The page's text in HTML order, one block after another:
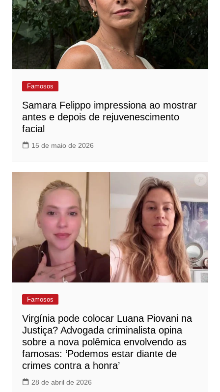
Famosos
Samara Felippo impressiona ao mostrar
antes e depois de rejuvenescimento
facial
15 de maio de 2026
Famosos
Virgínia pode colocar Luana Piovani na
Justiça? Advogada criminalista opina
sobre a nova polêmica envolvendo as
famosas: ‘Podemos estar diante de
crimes contra a honra’
28 de abril de 2026